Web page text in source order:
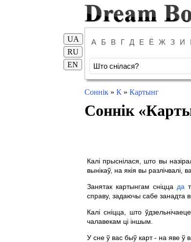
А Б В Г Д Е Ё Ж З И І
UA
RU
EN
Соннік» К» Картынг
Соннік «
Калі прыснілася, што вы
вынікаў, на якія вы разлічвалі,
Занятак картынгам сніцца да
справу, задаючы сабе занадта
Калі сніцца, што
чалавекам ці іншым.
У сне ў вас быў карт - на яве ў